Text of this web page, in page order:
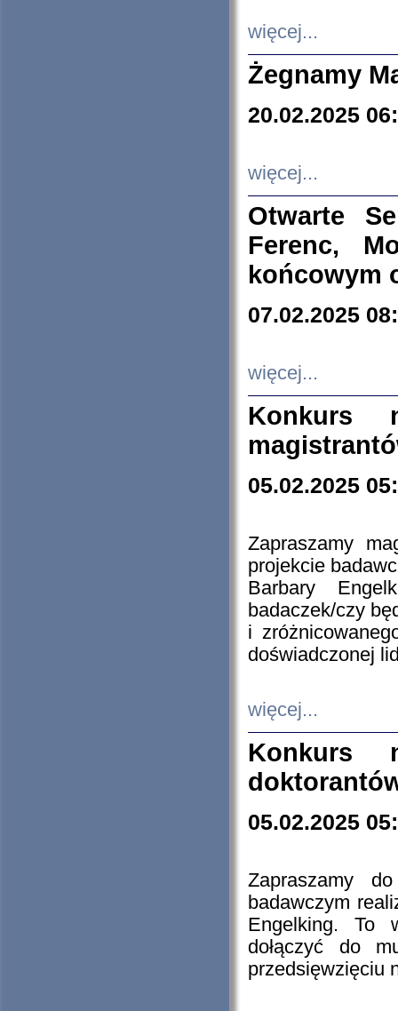
więcej...
Żegnamy
20.02.2025
więcej...
Otwarte
Ferenc,
końcowym
07.02.2025
więcej...
Konkurs
05.02.2025
Zapraszamy
projekcie
Barbary
badaczek/czy
i
doświadczonej
więcej...
Konkurs
05.02.2025
Zapraszamy
badawczym
Engelking. To
dołączyć do
przedsięwzięciu